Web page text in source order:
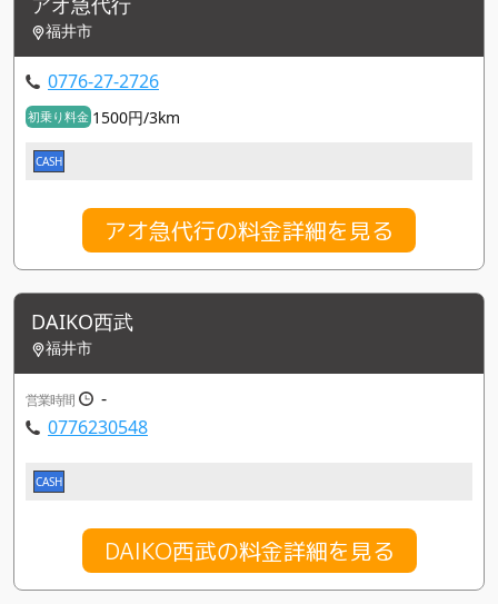
福井市
0776-27-2726
初乗り料金 1500円/3km
CASH
アオ急代行の料金詳細を見る
DAIKO西武
福井市
営業時間
-
0776230548
CASH
DAIKO西武の料金詳細を見る